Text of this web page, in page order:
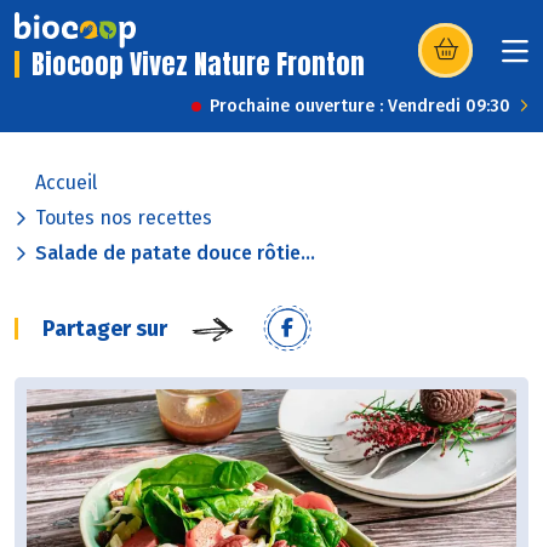
Biocoop Vivez Nature Fronton (s’ouvre dans
Prochaine ouverture : Vendredi 09:30
Accueil
Toutes nos recettes
Salade de patate douce rôtie...
Partager sur